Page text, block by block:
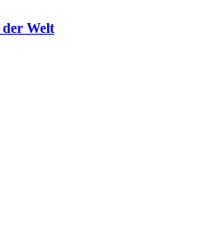
der Welt